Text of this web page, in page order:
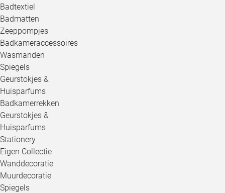
Badtextiel
Badmatten
Zeeppompjes
Badkameraccessoires
Wasmanden
Spiegels
Geurstokjes &
Huisparfums
Badkamerrekken
Geurstokjes &
Huisparfums
Stationery
Eigen Collectie
Wanddecoratie
Muurdecoratie
Spiegels